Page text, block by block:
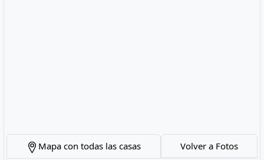
Mapa con todas las casas Volver a Fotos